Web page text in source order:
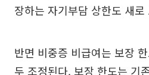
장하는 자기부담 상한도 새로
반면 비중증 비급여는 보장
두 조정된다. 보장 한도는 기